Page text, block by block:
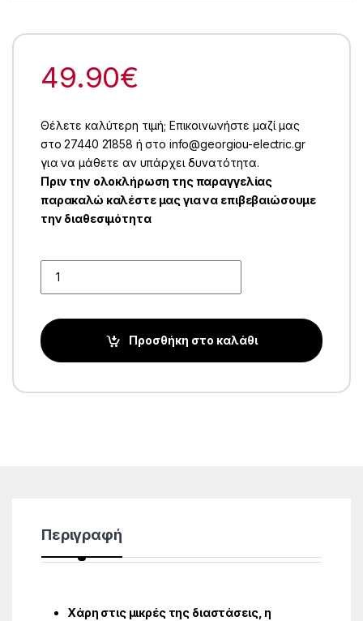
49.90€
Θέλετε καλύτερη τιμή; Επικοινωνήστε μαζί μας
στο 27440 21858 ή στο info@georgiou-electric.gr
για να μάθετε αν υπάρχει δυνατότητα.
Πριν την ολοκλήρωση της παραγγελίας
παρακαλώ καλέστε μας για να επιβεβαιώσουμε
την διαθεσιμότητα
Προσθήκη στο καλάθι
Περιγραφή
Χάρη στις μικρές της διαστάσεις, η